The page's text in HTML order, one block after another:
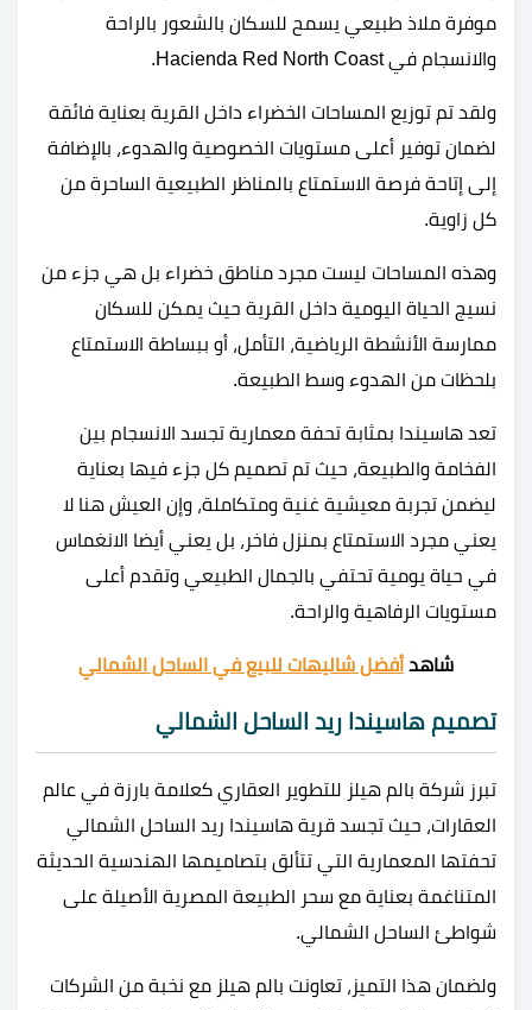
موفرة ملاذ طبيعي يسمح للسكان بالشعور بالراحة
والانسجام في Hacienda Red North Coast.
ولقد تم توزيع المساحات الخضراء داخل القرية بعناية فائقة
لضمان توفير أعلى مستويات الخصوصية والهدوء، بالإضافة
إلى إتاحة فرصة الاستمتاع بالمناظر الطبيعية الساحرة من
كل زاوية.
وهذه المساحات ليست مجرد مناطق خضراء بل هي جزء من
نسيج الحياة اليومية داخل القرية حيث يمكن للسكان
ممارسة الأنشطة الرياضية، التأمل، أو ببساطة الاستمتاع
بلحظات من الهدوء وسط الطبيعة.
تعد هاسيندا بمثابة تحفة معمارية تجسد الانسجام بين
الفخامة والطبيعة، حيث تم تصميم كل جزء فيها بعناية
ليضمن تجربة معيشية غنية ومتكاملة، وإن العيش هنا لا
يعني مجرد الاستمتاع بمنزل فاخر، بل يعني أيضا الانغماس
في حياة يومية تحتفي بالجمال الطبيعي وتقدم أعلى
مستويات الرفاهية والراحة.
شاهدأفضل شاليهات للبيع في الساحل الشمالي
تصميم هاسيندا ريد الساحل الشمالي
تبرز شركة بالم هيلز للتطوير العقاري كعلامة بارزة في عالم
العقارات، حيث تجسد قرية هاسيندا ريد الساحل الشمالي
تحفتها المعمارية التي تتألق بتصاميمها الهندسية الحديثة
المتناغمة بعناية مع سحر الطبيعة المصرية الأصيلة على
شواطئ الساحل الشمالي.
ولضمان هذا التميز، تعاونت بالم هيلز مع نخبة من الشركات